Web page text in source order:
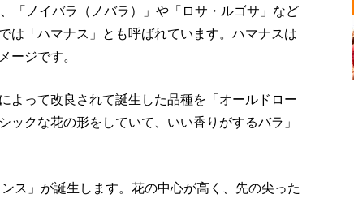
「ノイバラ（ノバラ）」や「ロサ・ルゴサ」など
は「ハマナス」とも呼ばれています。ハマナスは
ージです。
よって改良されて誕生した品種を「オールドロー
クな花の形をしていて、いい香りがするバラ」
ス」が誕生します。花の中心が高く、先の尖った